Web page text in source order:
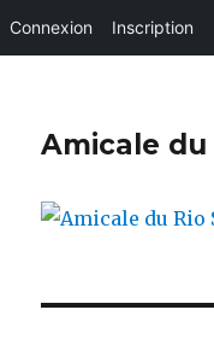
Connexion Inscription
Amicale du